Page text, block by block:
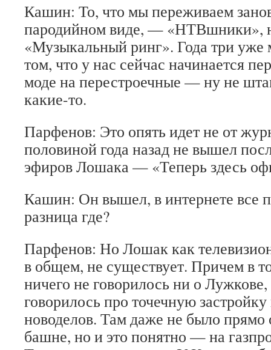
Кашин: То, что мы переживаем
пародийном виде, — «НТВшники»,
«Музыкальный ринг». Года три уже
том, что у нас сейчас начинается
моде на перестроечные — ну не
какие-то.
Парфенов: Это опять идет не от
половиной года назад не вышел
эфиров Лошака — «Теперь здесь
Кашин: Он вышел, в интернете все
разница где?
Парфенов: Но Лошак как
в общем, не существует. Причем в
ничего не говорилось ни о
говорилось про точечную
новоделов. Там даже не было прямо
башне, но и это понятно — на